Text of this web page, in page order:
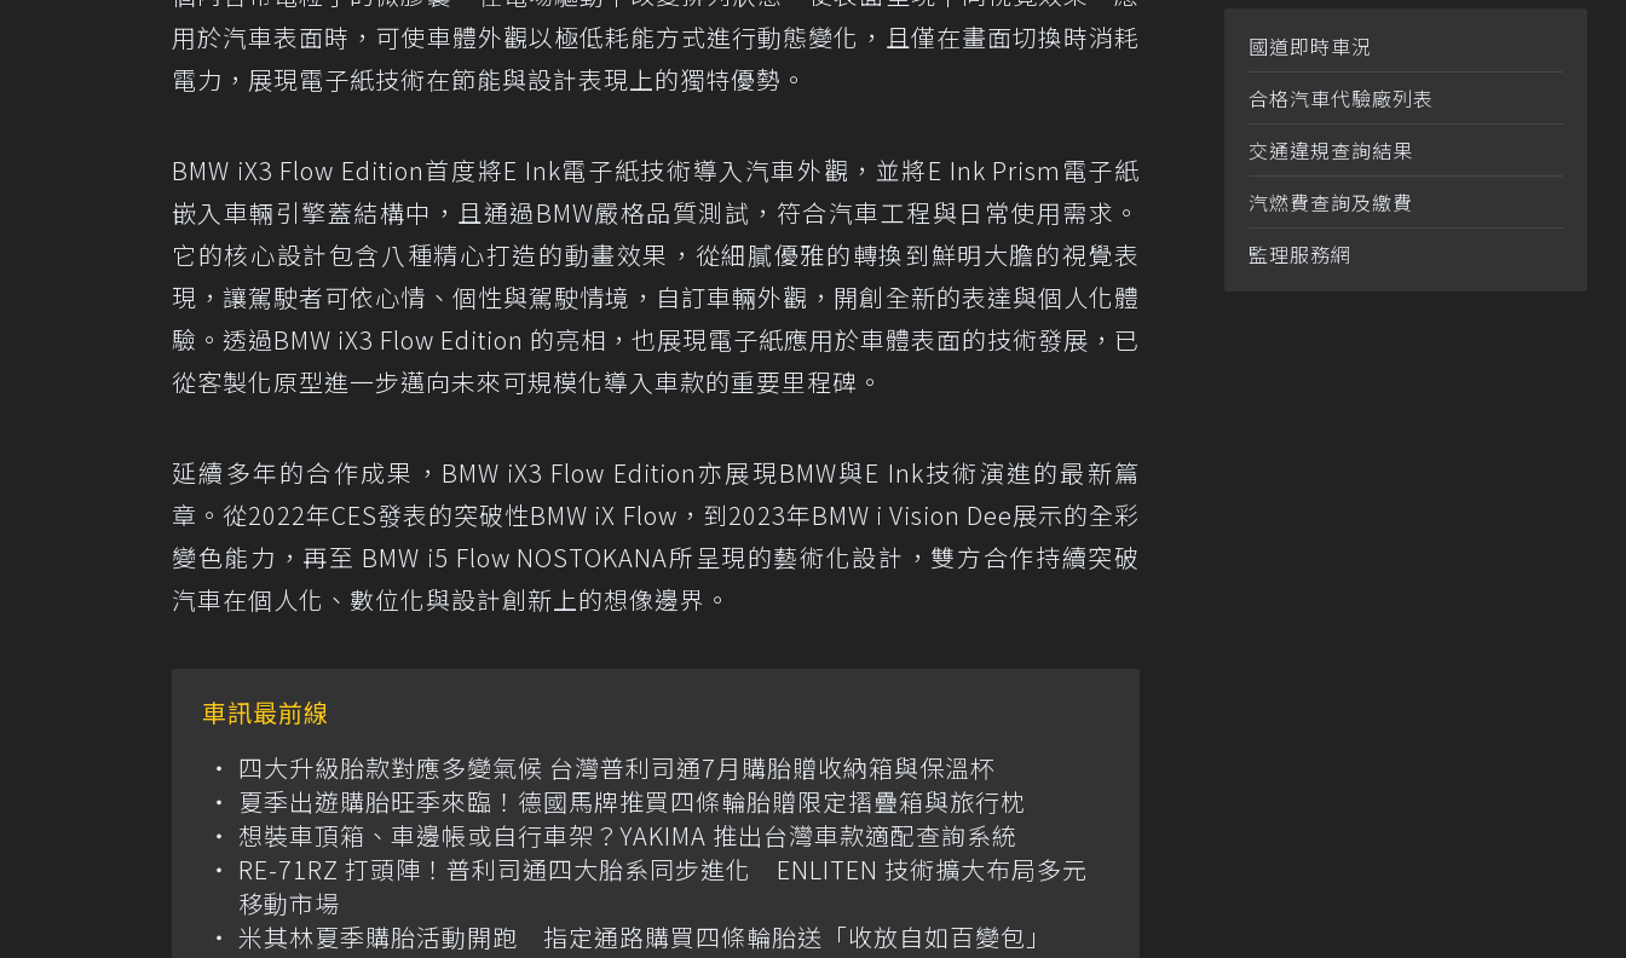
用於汽車表面時，可使車體外觀以極低耗能方式進行動態變化，且僅在畫面切換時消耗
電力，展現電子紙技術在節能與設計表現上的獨特優勢。
BMW iX3 Flow Edition首度將E Ink電子紙技術導入汽車外觀，並將E Ink Prism電子紙
嵌入車輛引擎蓋結構中，且通過BMW嚴格品質測試，符合汽車工程與日常使用需求。
它的核心設計包含八種精心打造的動畫效果，從細膩優雅的轉換到鮮明大膽的視覺表
現，讓駕駛者可依心情、個性與駕駛情境，自訂車輛外觀，開創全新的表達與個人化體
驗。透過BMW iX3 Flow Edition 的亮相，也展現電子紙應用於車體表面的技術發展，已
從客製化原型進一步邁向未來可規模化導入車款的重要里程碑。
延續多年的合作成果，BMW iX3 Flow Edition亦展現BMW與E Ink技術演進的最新篇
章。從2022年CES發表的突破性BMW iX Flow，到2023年BMW i Vision Dee展示的全彩
變色能力，再至 BMW i5 Flow NOSTOKANA所呈現的藝術化設計，雙方合作持續突破
汽車在個人化、數位化與設計創新上的想像邊界。
車訊最前線
四大升級胎款對應多變氣候 台灣普利司通7月購胎贈收納箱與保溫杯
夏季出遊購胎旺季來臨！德國馬牌推買四條輪胎贈限定摺疊箱與旅行枕
想裝車頂箱、車邊帳或自行車架？YAKIMA 推出台灣車款適配查詢系統
RE-71RZ 打頭陣！普利司通四大胎系同步進化 ENLITEN 技術擴大布局多元
移動市場
米其林夏季購胎活動開跑 指定通路購買四條輪胎送「收放自如百變包」
國道即時車況
合格汽車代驗廠列表
交通違規查詢結果
汽燃費查詢及繳費
監理服務網